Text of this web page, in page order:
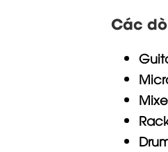
Các